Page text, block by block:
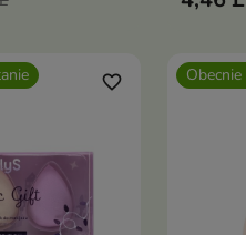
favorite_border